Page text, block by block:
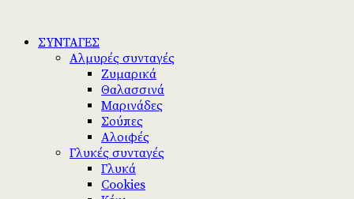
ΣΥΝΤΑΓΕΣ
Αλμυρές συνταγές
Ζυμαρικά
Θαλασσινά
Μαρινάδες
Σούπες
Αλοιφές
Γλυκές συνταγές
Γλυκά
Cookies